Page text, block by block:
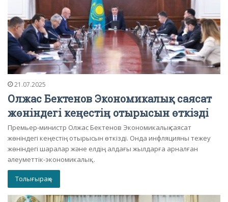
21.07.2025
Олжас Бектенов Экономикалық саясат
жөніндегі кеңестің отырысын өткізді
Премьер-министр Олжас Бектенов Экономикалық саясат
жөніндегі кеңестің отырысын өткізді. Онда инфляцияны тежеу
жөніндегі шаралар және елдің алдағы жылдарға арналған
әлеуметтік-экономикалық…
Толығырақ »